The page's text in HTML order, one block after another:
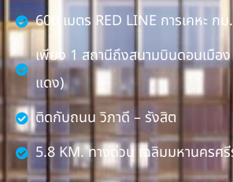
600 เมตร RED LINE การเคหะ ก
เพียง 1 สถานีถึงสนามบินดอนเมือง
แดง)
ติดกับถนน วิภาดี – รังสิต
5.8 KM. ทางด่วน เฉลิมมหานครศ